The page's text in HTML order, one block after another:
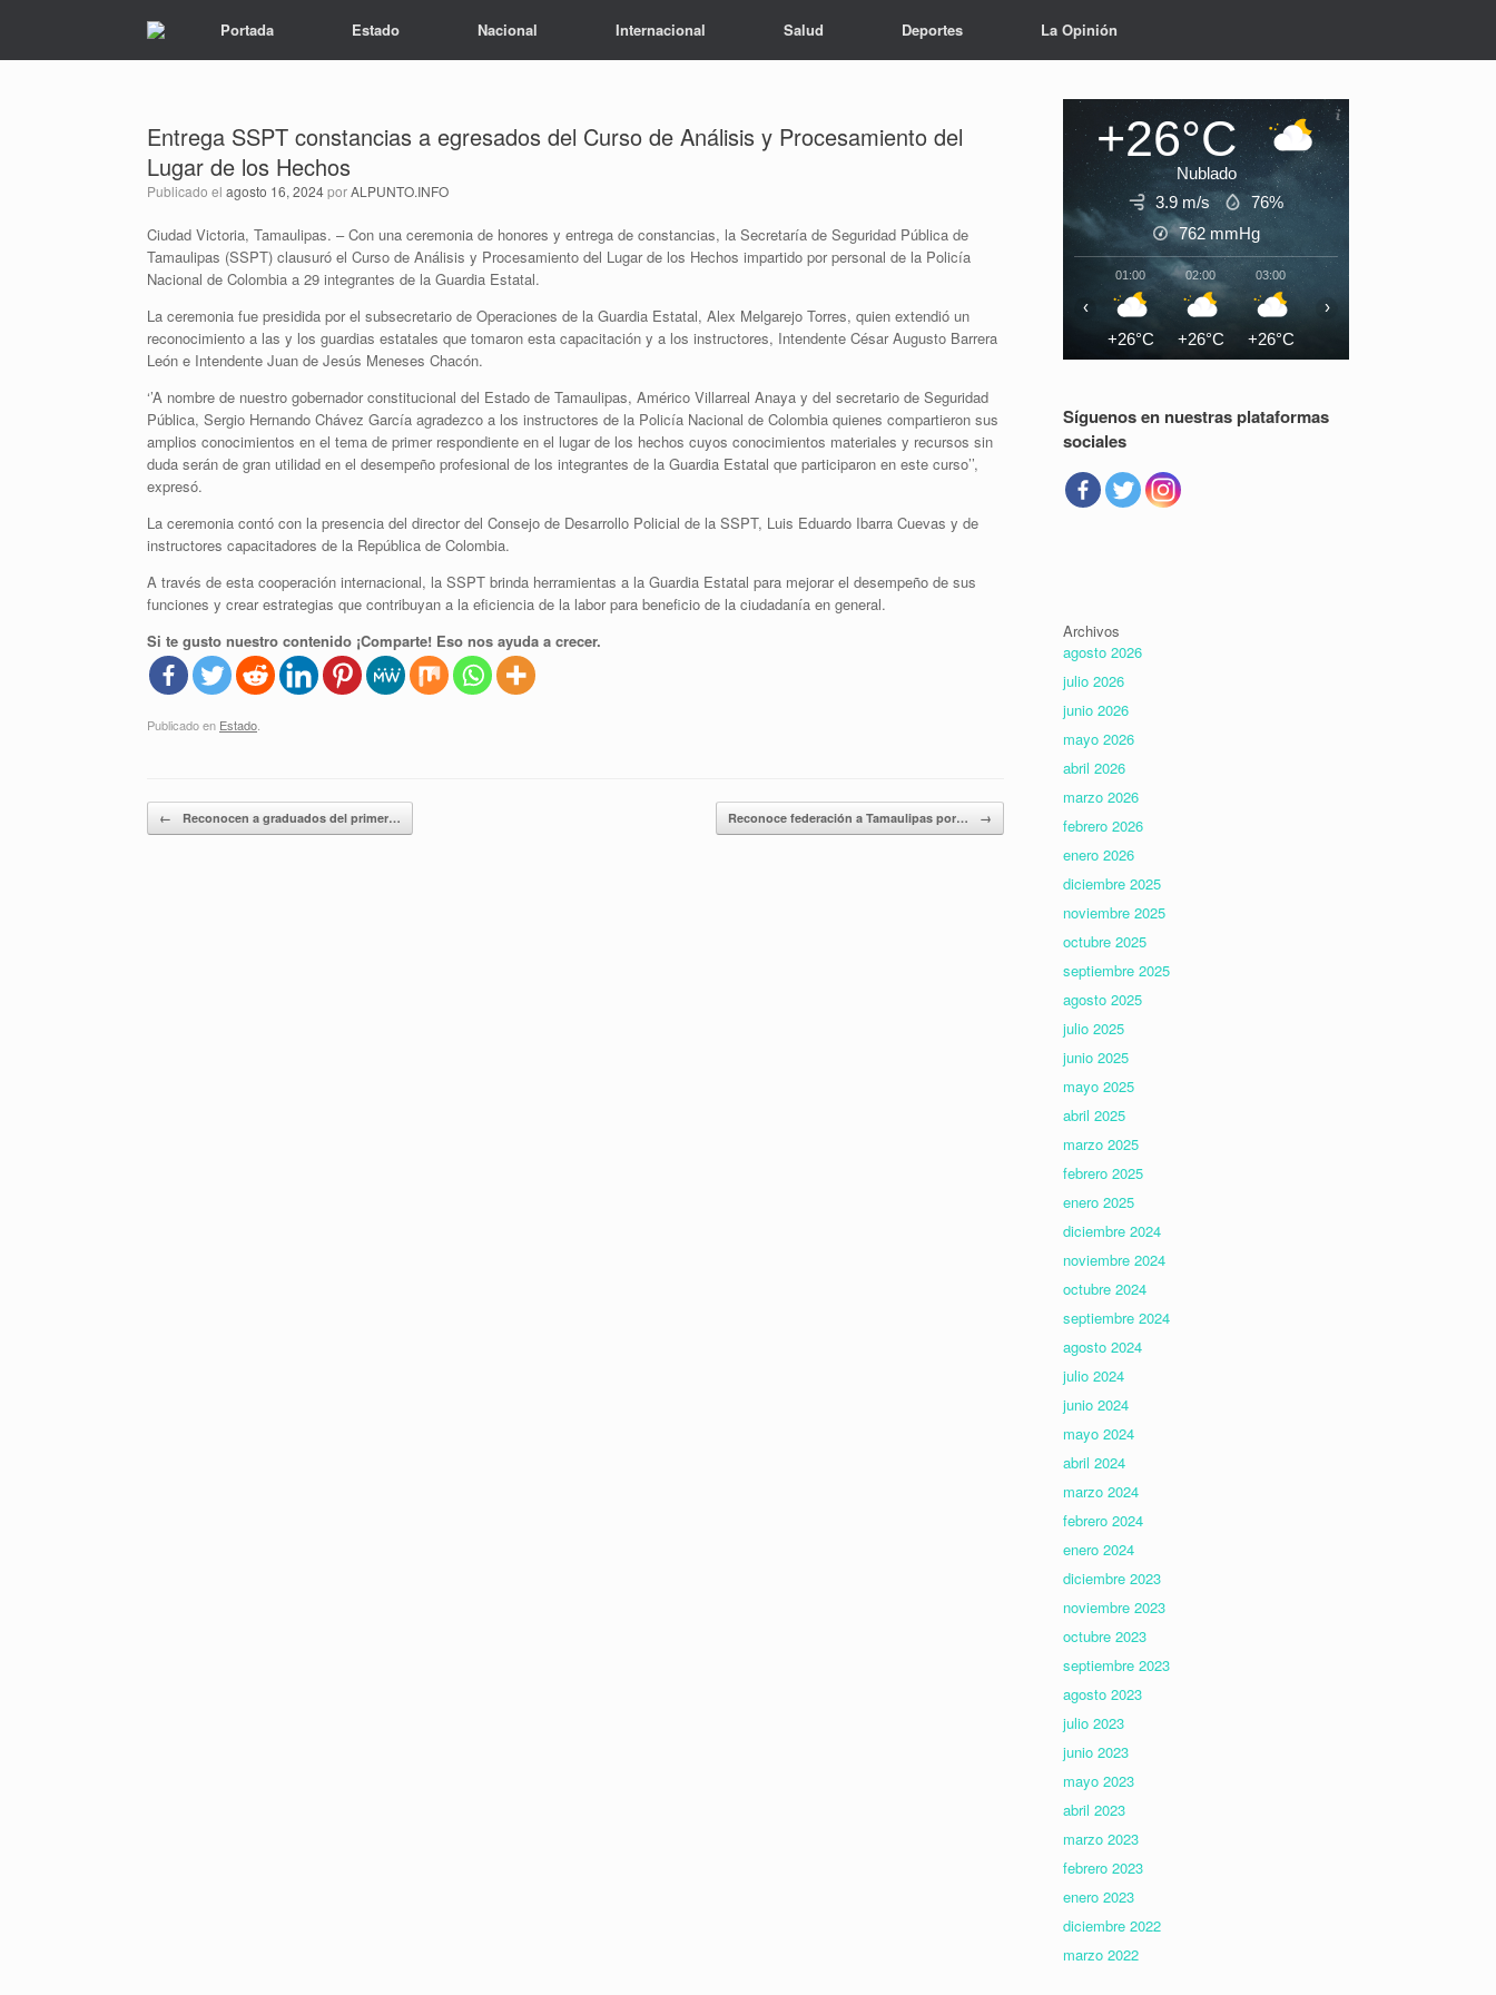
Portada Estado Nacional Internacional Salud Deportes La Opinión
Entrega SSPT constancias a egresados del Curso de Análisis y Procesamiento del
Lugar de los Hechos
Publicado el agosto 16, 2024porALPUNTO.INFO
Ciudad Victoria, Tamaulipas. – Con una ceremonia de honores y entrega de constancias, la Secretaría de Seguridad Pública de
Tamaulipas (SSPT) clausuró el Curso de Análisis y Procesamiento del Lugar de los Hechos impartido por personal de la Policía
Nacional de Colombia a 29 integrantes de la Guardia Estatal.
La ceremonia fue presidida por el subsecretario de Operaciones de la Guardia Estatal, Alex Melgarejo Torres, quien extendió un
reconocimiento a las y los guardias estatales que tomaron esta capacitación y a los instructores, Intendente César Augusto Barrera
León e Intendente Juan de Jesús Meneses Chacón.
‘’A nombre de nuestro gobernador constitucional del Estado de Tamaulipas, Américo Villarreal Anaya y del secretario de Seguridad
Pública, Sergio Hernando Chávez García agradezco a los instructores de la Policía Nacional de Colombia quienes compartieron sus
amplios conocimientos en el tema de primer respondiente en el lugar de los hechos cuyos conocimientos materiales y recursos sin
duda serán de gran utilidad en el desempeño profesional de los integrantes de la Guardia Estatal que participaron en este curso’’,
expresó.
La ceremonia contó con la presencia del director del Consejo de Desarrollo Policial de la SSPT, Luis Eduardo Ibarra Cuevas y de
instructores capacitadores de la República de Colombia.
A través de esta cooperación internacional, la SSPT brinda herramientas a la Guardia Estatal para mejorar el desempeño de sus
funciones y crear estrategias que contribuyan a la eficiencia de la labor para beneficio de la ciudadanía en general.
Si te gusto nuestro contenido ¡Comparte! Eso nos ayuda a crecer.
Publicado en Estado
Navegador de artículos
← Reconocen a graduados del primer… Reconoce federación a Tamaulipas por… →
+26°C
Nublado
3.9 m/s
76%
762 mmHg
01:00
+26°C
02:00
+26°C
03:00
+26°C
‹ ›
Síguenos en nuestras plataformas
sociales
Archivos
agosto 2026
julio 2026
junio 2026
mayo 2026
abril 2026
marzo 2026
febrero 2026
enero 2026
diciembre 2025
noviembre 2025
octubre 2025
septiembre 2025
agosto 2025
julio 2025
junio 2025
mayo 2025
abril 2025
marzo 2025
febrero 2025
enero 2025
diciembre 2024
noviembre 2024
octubre 2024
septiembre 2024
agosto 2024
julio 2024
junio 2024
mayo 2024
abril 2024
marzo 2024
febrero 2024
enero 2024
diciembre 2023
noviembre 2023
octubre 2023
septiembre 2023
agosto 2023
julio 2023
junio 2023
mayo 2023
abril 2023
marzo 2023
febrero 2023
enero 2023
diciembre 2022
marzo 2022